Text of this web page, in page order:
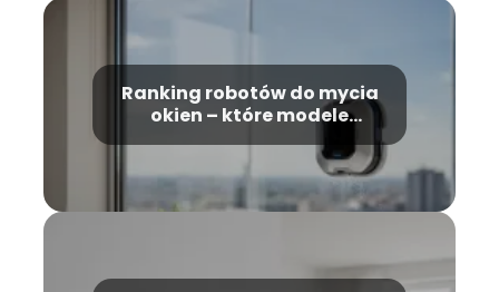
Ranking robotów do mycia
okien – które modele